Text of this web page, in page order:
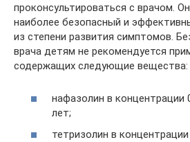
проконсультироваться с врачом.
наиболее безопасный и
из степени развития симптомов.
врача детям не рекомендуется
содержащих следующие вещества:
нафазолин в концентрации
лет;
тетризолин в